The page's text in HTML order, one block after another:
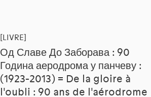
[LIVRE]
Од Славе До Заборава : 90
Година аеродрома у панчеву :
(1923-2013) = De la gloire à
l'oubli : 90 ans de l'aérodrome